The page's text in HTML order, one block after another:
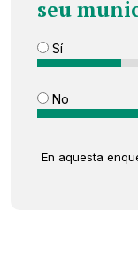
seu
Sí
No
En aquesta